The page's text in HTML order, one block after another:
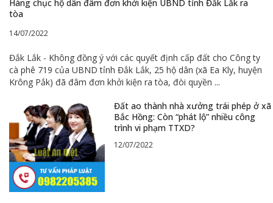
Hàng chục hộ dân đâm đơn khởi kiện UBND tỉnh Đắk Lắk ra
tòa
14/07/2022
Đắk Lắk - Không đồng ý với các quyết định cấp đất cho Công ty
cà phê 719 của UBND tỉnh Đắk Lắk, 25 hộ dân (xã Ea Kly, huyện
Krông Pắk) đã đâm đơn khởi kiện ra tòa, đòi quyền ...
Đất ao thành nhà xưởng trái phép ở xã
Bắc Hồng: Còn “phát lộ” nhiều công
trình vi phạm TTXD?
12/07/2022